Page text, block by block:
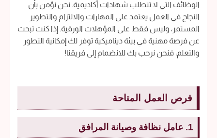
الوظائف التي لا تتطلب شهادات أكاديمية. نحن نؤمن بأن
النجاح في العمل يعتمد على المهارات والالتزام والتطوير
المستمر، وليس فقط على المؤهلات الورقية. إذا كنت تبحث
عن فرصة مهنية في بيئة ديناميكية توفر لك إمكانية التطور
والتعلم، فنحن نرحب بك للانضمام إلى فريقنا!
فرص العمل المتاحة
1. عامل نظافة وصيانة المرافق